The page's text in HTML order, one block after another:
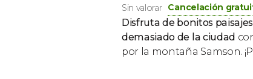
Sin valorar Cancelación
Disfruta de bonitos
demasiado de la ciudad
por la montaña Samson.